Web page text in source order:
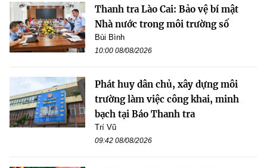
Thanh tra Lào Cai: Bảo vệ bí mật
Nhà nước trong môi trường số
Bùi Bình
10:00 08/08/2026
Phát huy dân chủ, xây dựng môi
trường làm việc công khai, minh
bạch tại Báo Thanh tra
Trí Vũ
09:42 08/08/2026